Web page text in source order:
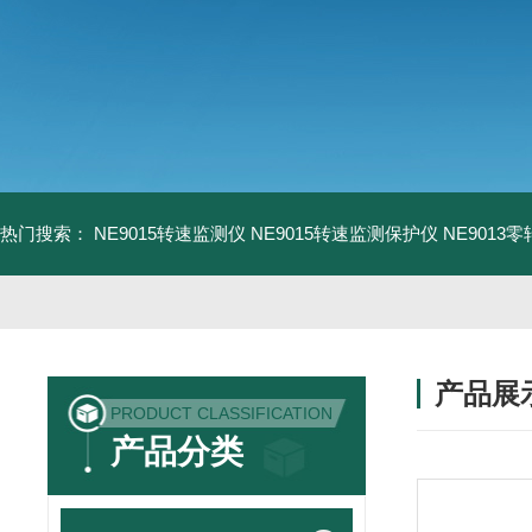
热门搜索： NE9015转速监测仪 NE9015转速监测保护仪 NE9013零
PRODUCT CLASSIFICATION
产品分类
产品展